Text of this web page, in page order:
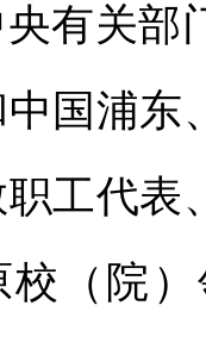
央有关部
中国浦东
职工代表
校（院